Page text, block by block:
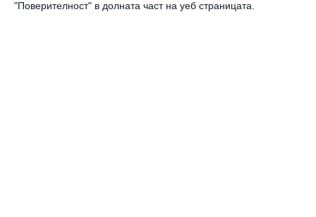
"Поверителност" в долната част на уеб страницата.